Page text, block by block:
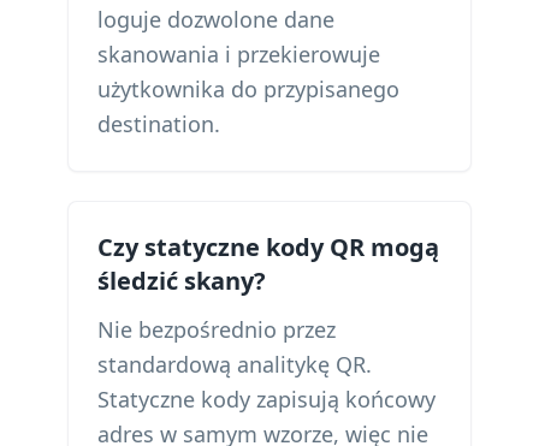
loguje dozwolone dane
skanowania i przekierowuje
użytkownika do przypisanego
destination.
Czy statyczne kody QR mogą
śledzić skany?
Nie bezpośrednio przez
standardową analitykę QR.
Statyczne kody zapisują końcowy
adres w samym wzorze, więc nie